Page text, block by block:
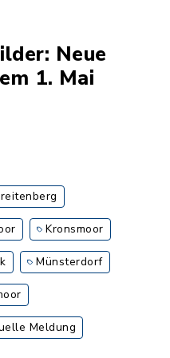
Neue
1. Mai
Kronsmoor
Münsterdorf
Meldung